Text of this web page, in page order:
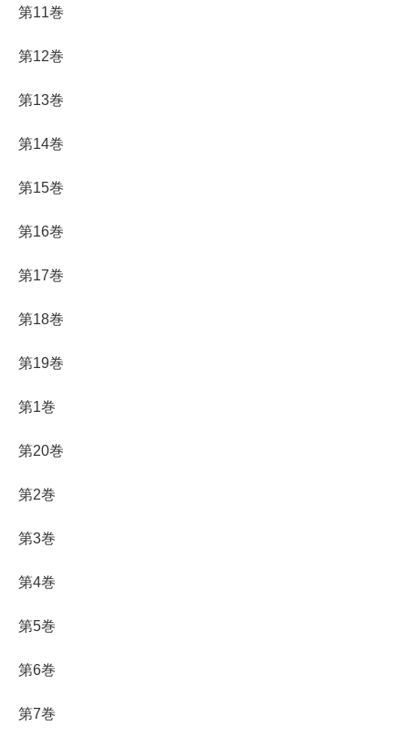
第11巻
第12巻
第13巻
第14巻
第15巻
第16巻
第17巻
第18巻
第19巻
第1巻
第20巻
第2巻
第3巻
第4巻
第5巻
第6巻
第7巻